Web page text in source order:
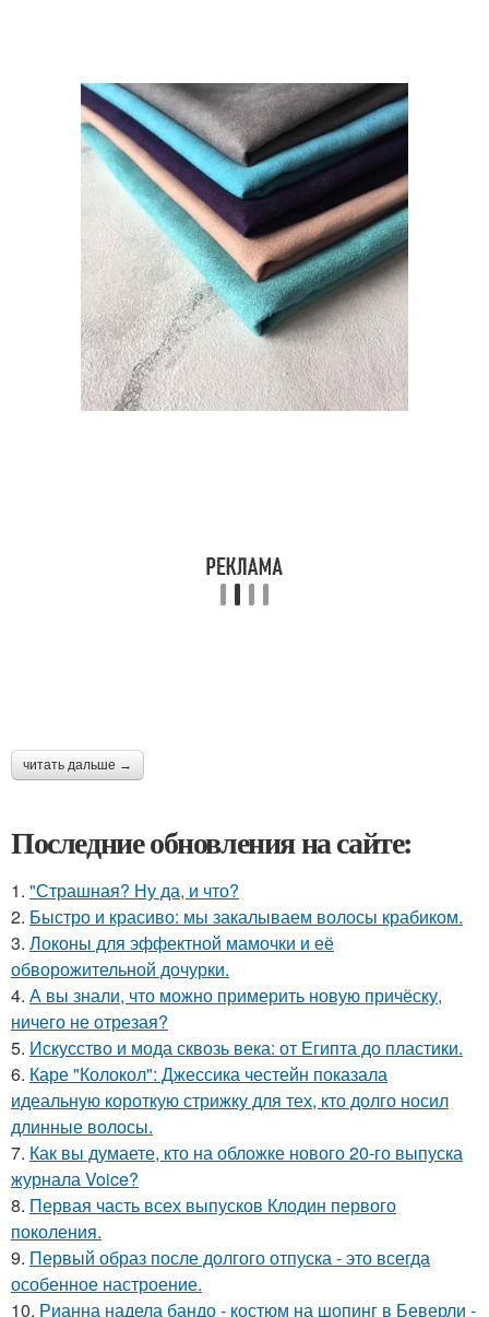
читать дальше →
Последние обновления на сайте:
1. "Страшная? Ну да, и что?
2. Быстро и красиво: мы закалываем волосы крабиком.
3. Локоны для эффектной мамочки и её
обворожительной дочурки.
4. А вы знали, что можно примерить новую причёску,
ничего не отрезая?
5. Искусство и мода сквозь века: от Египта до пластики.
6. Каре "Колокол": Джессика честейн показала
идеальную короткую стрижку для тех, кто долго носил
длинные волосы.
7. Как вы думаете, кто на обложке нового 20-го выпуска
журнала Voice?
8. Первая часть всех выпусков Клодин первого
поколения.
9. Первый образ после долгого отпуска - это всегда
особенное настроение.
10. Рианна надела бандо - костюм на шопинг в Беверли -